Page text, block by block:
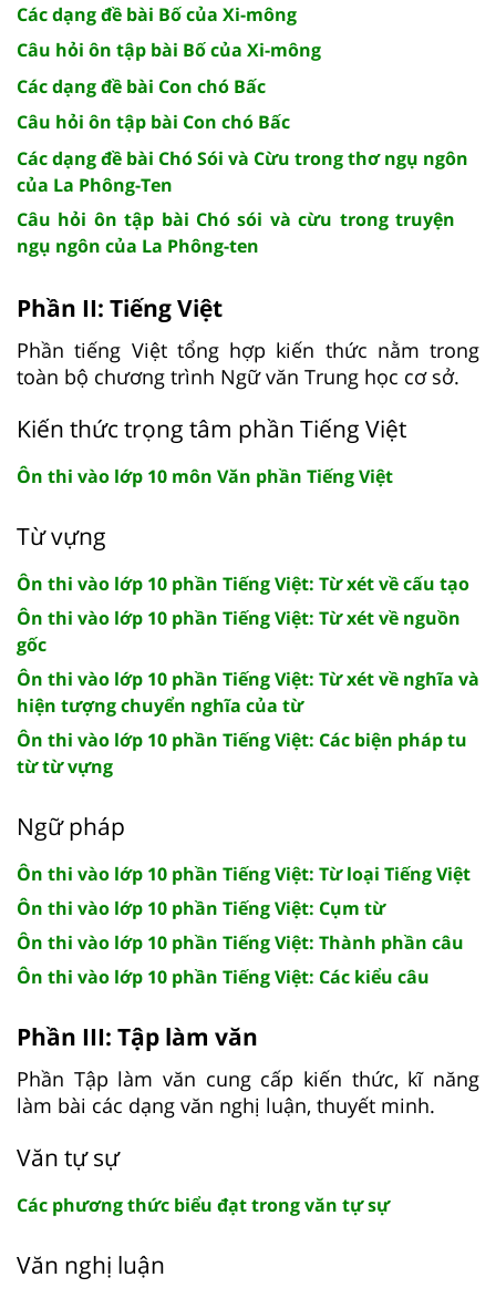
Các dạng đề bài Bố của Xi-mông
Câu hỏi ôn tập bài Bố của Xi-mông
Các dạng đề bài Con chó Bấc
Câu hỏi ôn tập bài Con chó Bấc
Các dạng đề bài Chó Sói và Cừu trong thơ ngụ ngôn
của La Phông-Ten
Câu hỏi ôn tập bài Chó sói và cừu trong truyện
ngụ ngôn của La Phông-ten
Phần II: Tiếng Việt
Phần tiếng Việt tổng hợp kiến thức nằm trong
toàn bộ chương trình Ngữ văn Trung học cơ sở.
Kiến thức trọng tâm phần Tiếng Việt
Ôn thi vào lớp 10 môn Văn phần Tiếng Việt
Từ vựng
Ôn thi vào lớp 10 phần Tiếng Việt: Từ xét về cấu tạo
Ôn thi vào lớp 10 phần Tiếng Việt: Từ xét về nguồn
gốc
Ôn thi vào lớp 10 phần Tiếng Việt: Từ xét về nghĩa và
hiện tượng chuyển nghĩa của từ
Ôn thi vào lớp 10 phần Tiếng Việt: Các biện pháp tu
từ từ vựng
Ngữ pháp
Ôn thi vào lớp 10 phần Tiếng Việt: Từ loại Tiếng Việt
Ôn thi vào lớp 10 phần Tiếng Việt: Cụm từ
Ôn thi vào lớp 10 phần Tiếng Việt: Thành phần câu
Ôn thi vào lớp 10 phần Tiếng Việt: Các kiểu câu
Phần III: Tập làm văn
Phần Tập làm văn cung cấp kiến thức, kĩ năng
làm bài các dạng văn nghị luận, thuyết minh.
Văn tự sự
Các phương thức biểu đạt trong văn tự sự
Văn nghị luận